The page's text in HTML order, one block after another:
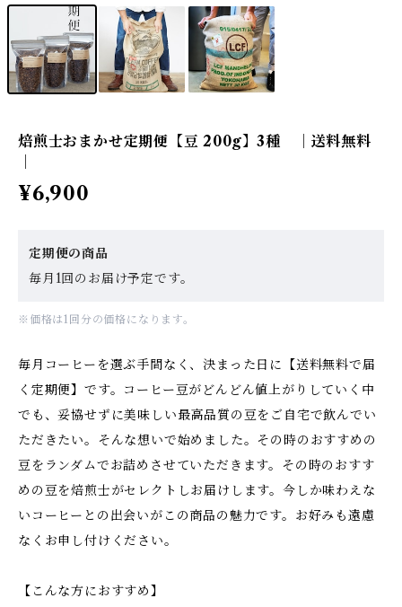
焙煎士おまかせ定期便【豆 200g】3種 ｜送料無料
¥6,900
定期便の商品
毎月1回のお届け予定です。
※価格は1回分の価格になります。
毎月コーヒーを選ぶ手間なく、決まった日に【送料無料で届
く定期便】です。コーヒー豆がどんどん値上がりしていく中
でも、妥協せずに美味しい最高品質の豆をご自宅で飲んでい
ただきたい。そんな想いで始めました。その時のおすすめの
豆をランダムでお詰めさせていただきます。その時のおすす
めの豆を焙煎士がセレクトしお届けします。今しか味わえな
いコーヒーとの出会いがこの商品の魅力です。お好みも遠慮
なくお申し付けください。
【こんな方におすすめ】